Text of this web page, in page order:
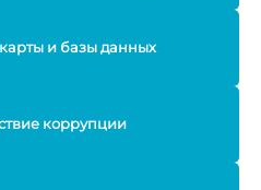
и базы данных
коррупции